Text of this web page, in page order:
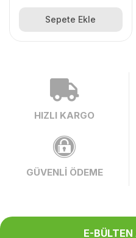
Sepete Ekle
HIZLI KARGO
GÜVENLİ ÖDEME
E-